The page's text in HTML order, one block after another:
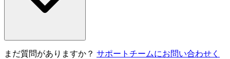
まだ質問がありますか？ サポートチームにお問い合わせく